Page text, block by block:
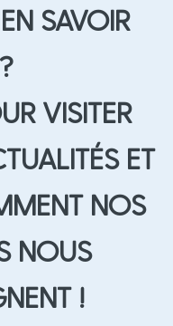
SAVOIR
VISITER
ET
NOS
NOUS
!